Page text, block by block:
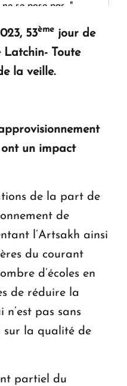
se pose pas. "
résilience et d'avenir
53ème jour de
Toute
la veille.
un impact
de la part de
de
l’Artsakh ainsi
du courant
d’écoles en
de réduire la
n’est pas sans
sur la qualité de
partiel du